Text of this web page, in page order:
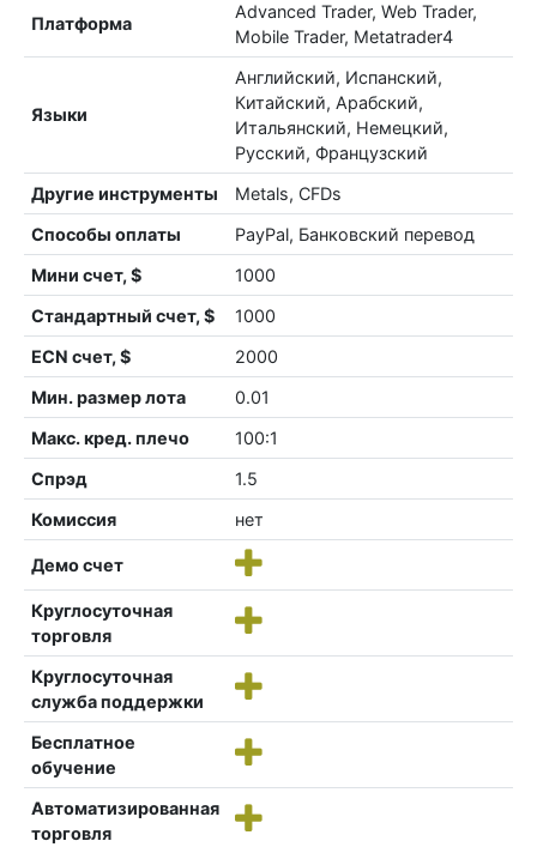
Платформа
Advanced Trader, Web Trader,
Mobile Trader, Metatrader4
Языки
Английский, Испанский,
Китайский, Арабский,
Итальянский, Немецкий,
Русский, Французский
Другие инструменты
Metals, CFDs
Способы оплаты
PayPal, Банковский перевод
Мини счет, $
1000
Стандартный счет, $
1000
ECN счет, $
2000
Мин. размер лота
0.01
Макс. кред. плечо
100:1
Спрэд
1.5
Комиссия
нет
Демо счет
Круглосуточная
торговля
Круглосуточная
служба поддержки
Бесплатное
обучение
Автоматизированная
торговля